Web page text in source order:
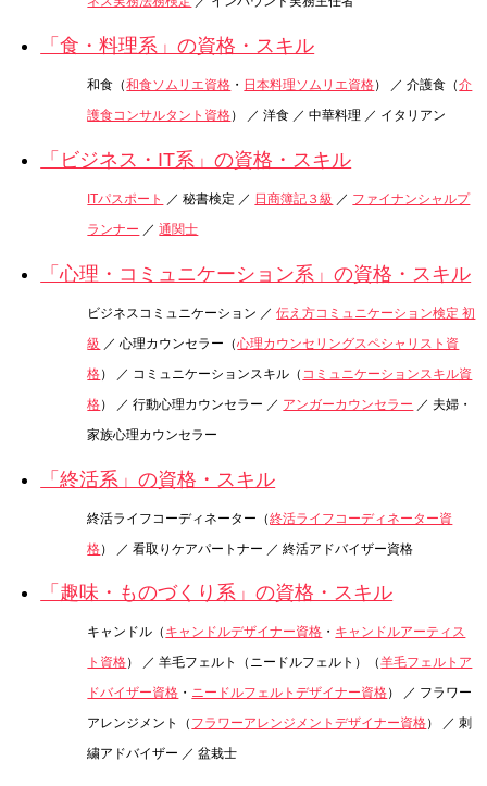
「食・料理系」の資格・スキル
和食（和食ソムリエ資格 ・ 日本料理ソムリエ資格） ／ 介護食（介
護食コンサルタント資格） ／ 洋食 ／ 中華料理 ／ イタリアン
「ビジネス・IT系」の資格・スキル
ITパスポート ／ 秘書検定 ／ 日商簿記３級 ／ ファイナンシャルプ
ランナー ／通関士
「心理・コミュニケーション系」の資格・スキル
ビジネスコミュニケーション ／伝え方コミュニケーション検定 初
級 ／ 心理カウンセラー（心理カウンセリングスペシャリスト資
格） ／ コミュニケーションスキル（ コミュニケーションスキル資
格） ／ 行動心理カウンセラー ／ アンガーカウンセラー ／ 夫婦・
家族心理カウンセラー
「終活系」の資格・スキル
終活ライフコーディネーター（終活ライフコーディネーター資
格） ／ 看取りケアパートナー ／ 終活アドバイザー資格
「趣味・ものづくり系」の資格・スキル
キャンドル（ キャンドルデザイナー資格 ・ キャンドルアーティス
ト資格） ／ 羊毛フェルト（ニードルフェルト）（羊毛フェルトア
ドバイザー資格 ・ ニードルフェルトデザイナー資格） ／ フラワー
アレンジメント（ フラワーアレンジメントデザイナー資格） ／ 刺
繍アドバイザー ／ 盆栽士